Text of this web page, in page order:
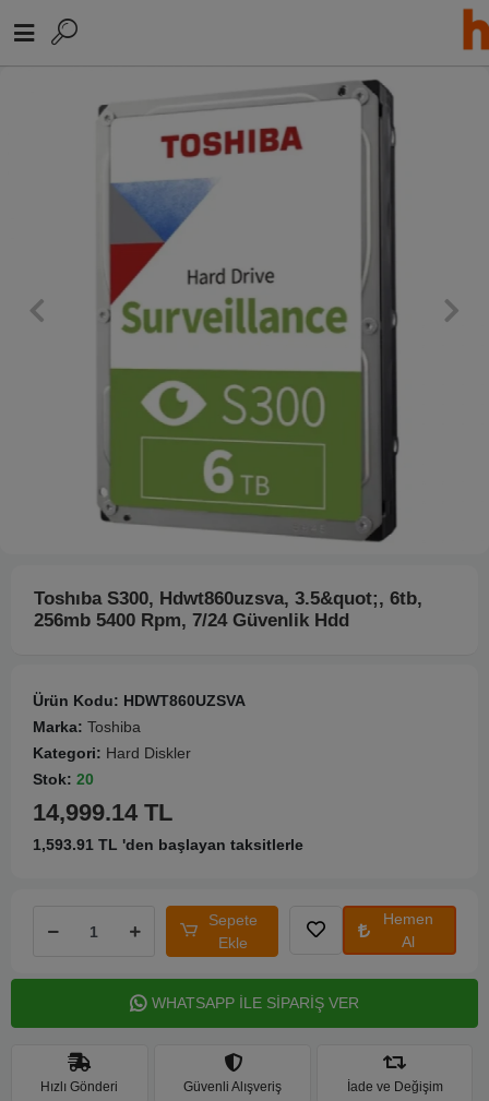
Toshıba S300, Hdwt860uzsva, 3.5&quot;, 6tb,
256mb 5400 Rpm, 7/24 Güvenlik Hdd
Ürün Kodu: HDWT860UZSVA
Marka: Toshiba
Kategori: Hard Diskler
Stok: 20
14,999.14 TL
1,593.91 TL 'den başlayan taksitlerle
Sepete
Ekle
Hemen
Al
WHATSAPP İLE SİPARİŞ VER
Hızlı Gönderi Güvenli Alışveriş İade ve Değişim